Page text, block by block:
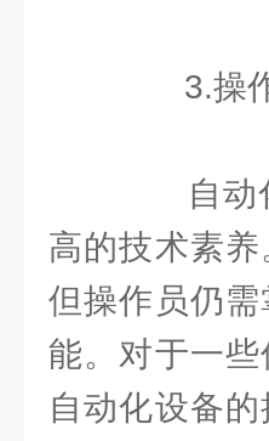
3.操作
自动化
高的技术素
但操作员仍
能。对于一
自动化设备